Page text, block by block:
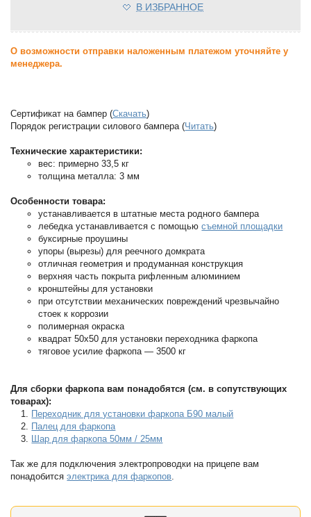
В ИЗБРАННОЕ
О возможности отправки наложенным платежом уточняйте у
менеджера.
Сертификат на бампер (Скачать)
Порядок регистрации силового бампера (Читать)
Технические характеристики:
вес: примерно 33,5 кг
толщина металла: 3 мм
Особенности товара:
устанавливается в штатные места родного бампера
лебедка устанавливается с помощьюсъемной площадки
буксирные проушины
упоры (вырезы) для реечного домкрата
отличная геометрия и продуманная конструкция
верхняя часть покрыта рифленным алюминием
кронштейны для установки
при отсутствии механических повреждений чрезвычайно
стоек к коррозии
полимерная окраска
квадрат 50х50 для установки переходника фаркопа
тяговое усилие фаркопа — 3500 кг
Для сборки фаркопа вам понадобятся (см. в сопутствующих
товарах):
Переходник для установки фаркопа Б90 малый
Палец для фаркопа
Шар для фаркопа 50мм / 25мм
Так же для подключения электропроводки на прицепе вам
понадобитсяэлектрика для фаркопов